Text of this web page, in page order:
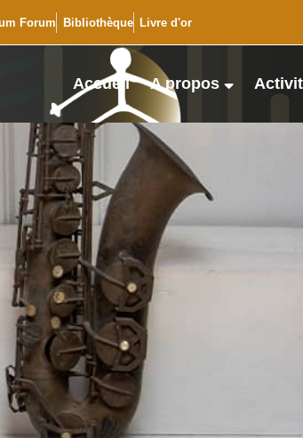
Forum Bibliothèque Livre d'or
Accueil A propos